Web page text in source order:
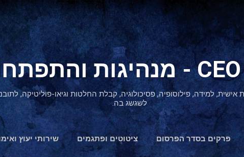
דילוג לתוכן הראשי
אישית, למידה, פילוסופיה, פסיכולוגיה, קבלת החלטות וגיאו-פוליטיקה,
לשגשג בה.
פרקים בסדר הפרסום ציטוטים ופתגמים שירותי יעוץ